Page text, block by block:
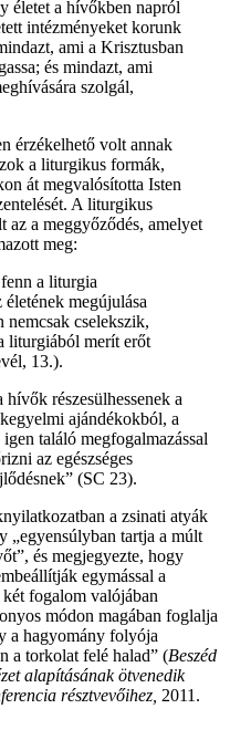
életet a hívőkben napról
intézményeket korunk
ami a Krisztusban
és mindazt, ami
szolgál,
érzékelhető volt annak
a liturgikus formák,
át megvalósította Isten
A liturgikus
az a meggyőződés, amelyet
meg:
a liturgia
életének megújulása
cselekszik,
liturgiából merít erőt
13.).
részesülhessenek a
ajándékokból, a
találó megfogalmazással
az egészséges
(SC 23).
a zsinati atyák
„egyensúlyban tartja a múlt
és megjegyezte, hogy
egymással a
fogalom valójában
módon magában foglalja
a hagyomány folyója
a torkolat felé halad” (Beszéd
alapításának ötvenedik
résztvevőihez, 2011.